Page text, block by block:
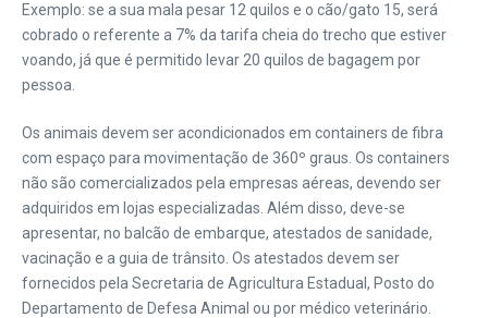
Exemplo: se a sua mala pesar 12 quilos e o cão/gato 15, será
cobrado o referente a 7% da tarifa cheia do trecho que estiver
voando, já que é permitido levar 20 quilos de bagagem por
pessoa.
Os animais devem ser acondicionados em containers de fibra
com espaço para movimentação de 360º graus. Os containers
não são comercializados pela empresas aéreas, devendo ser
adquiridos em lojas especializadas. Além disso, deve-se
apresentar, no balcão de embarque, atestados de sanidade,
vacinação e a guia de trânsito. Os atestados devem ser
fornecidos pela Secretaria de Agricultura Estadual, Posto do
Departamento de Defesa Animal ou por médico veterinário.